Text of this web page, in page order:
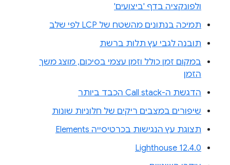
ולפונקציה בדף 'ביצועים'
תמיכה בנתונים מהשטח של LCP לפי שלב
תובנה לגבי עץ תלות ברשת
במקום זמן כולל וזמן עצמי בסיכום, מוצג משך
הזמן
הדגשת ה-Call stack הכבד ביותר
שיפורים במצבים ריקים של חלוניות שונות
תצוגת עץ הנגישות בכרטיסייה Elements
Lighthouse 12.4.0